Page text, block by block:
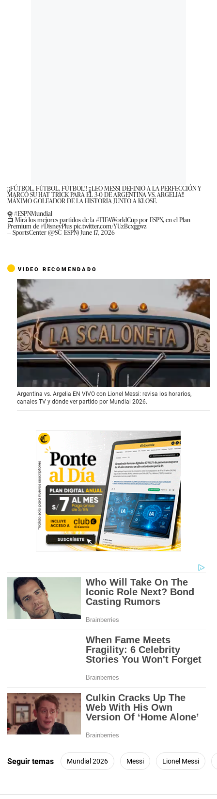
¡¡FÚTBOL, FÚTBOL, FÚTBOL!! ¡¡LEO MESSI DEFINIÓ A LA PERFECCIÓN Y
MARCÓ SU HAT TRICK PARA EL 3-0 DE ARGENTINA VS. ARGELIA!!
MÁXIMO GOLEADOR DE LA HISTORIA JUNTO A KLOSE.
⚽#ESPNMundial
📺 Mirá los mejores partidos de la #FIFAWorldCuppor ESPN, en el Plan
Premium de#DisneyPluspic.twitter.com/YUzBcxggwz
— SportsCenter (@SC_ESPN)June 17, 2026
VIDEO RECOMENDADO
0
o
f
1
Argentina vs. Argelia EN VIVO con Lionel Messi: revisa los horarios,
canales TV y dónde ver partido por Mundial 2026.
Seguir temas Mundial 2026 Messi Lionel Messi